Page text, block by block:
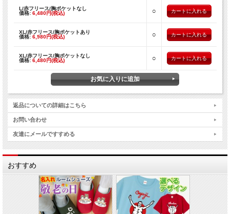
L/赤フリース/胸ポケットなし
価格: 6,480円(税込) ○
XL/赤フリース/胸ポケットあり
価格: 6,980円(税込) ○
XL/赤フリース/胸ポケットなし
価格: 6,480円(税込) ○
返品についての詳細はこちら
お問い合わせ
友達にメールですすめる
おすすめ